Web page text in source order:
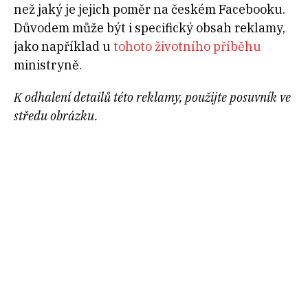
než jaký je jejich poměr na českém Facebooku.
Důvodem může být i specifický obsah reklamy,
jako například u tohoto životního příběhu
ministryně.
K odhalení detailů této reklamy, použijte posuvník ve
středu obrázku.